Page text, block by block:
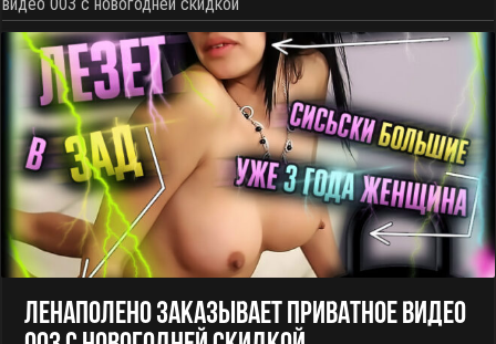
Ленаполено Заказывает Приватное Видео